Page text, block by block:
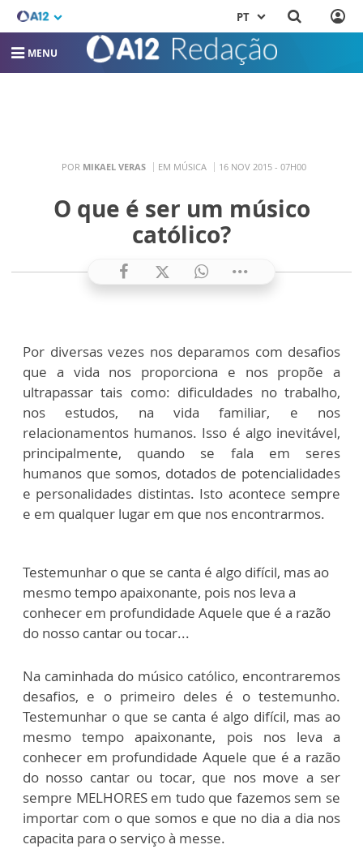
PT
MENU
POR MIKAEL VERAS EM MÚSICA 16 NOV 2015 - 07H00
O que é ser um músico
católico?
Por diversas vezes nos deparamos com desafios
que a vida nos proporciona e nos propõe a
ultrapassar tais como: dificuldades no trabalho,
nos estudos, na vida familiar, e nos
relacionamentos humanos. Isso é algo inevitável,
principalmente, quando se fala em seres
humanos que somos, dotados de potencialidades
e personalidades distintas. Isto acontece sempre
e em qualquer lugar em que nos encontrarmos.
Testemunhar o que se canta é algo difícil, mas ao
mesmo tempo apaixonante, pois nos leva a
conhecer em profundidade Aquele que é a razão
do nosso cantar ou tocar...
Na caminhada do músico católico, encontraremos
desafios, e o primeiro deles é o testemunho.
Testemunhar o que se canta é algo difícil, mas ao
mesmo tempo apaixonante, pois nos leva a
conhecer em profundidade Aquele que é a razão
do nosso cantar ou tocar, que nos move a ser
sempre MELHORES em tudo que fazemos sem se
importar com o que somos e que no dia a dia nos
capacita para o serviço à messe.